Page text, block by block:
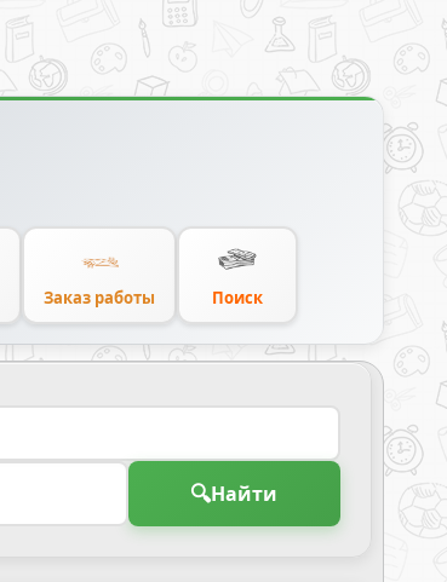
Заказ работы Поиск
🔍Найти